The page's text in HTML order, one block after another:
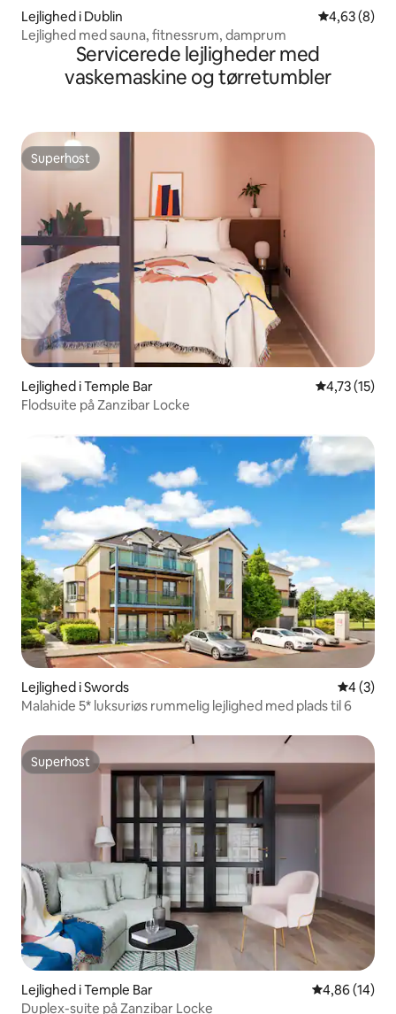
Lejlighed i Dublin 4,63 ud af 5
4,63 (8)
Lejlighed med sauna, fitnessrum, damprum
Servicerede lejligheder med
vaskemaskine og tørretumbler
Superhost
Superhost
Lejlighed i Temple Bar 4,73 ud af 5
4,73 (15)
Flodsuite på Zanzibar Locke
Lejlighed i Swords 4 ud af 5
4 (3)
Malahide 5* luksuriøs rummelig lejlighed med plads til 6
Superhost
Superhost
Lejlighed i Temple Bar 4,86 ud af 5 i
4,86 (14)
Duplex-suite på Zanzibar Locke